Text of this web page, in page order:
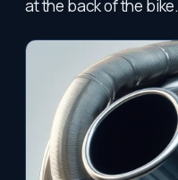
at the back of the bike.